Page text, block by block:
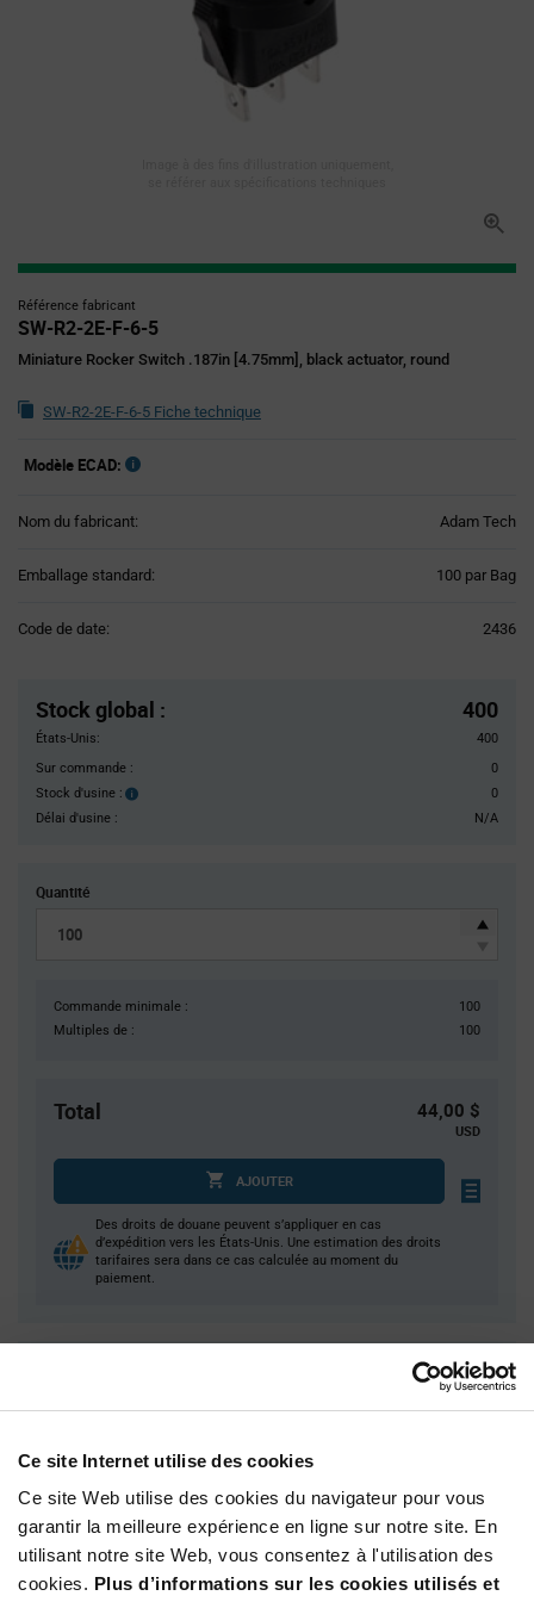
Ce site Internet utilise des cookies
Ce site Web utilise des cookies du navigateur pour vous
garantir la meilleure expérience en ligne sur notre site. En
utilisant notre site Web, vous consentez à l'utilisation des
cookies. Plus d’informations sur les cookies utilisés et
Référence fabricant
SW-R2-2E-F-6-5
Miniature Rocker Switch .187in [4.75mm], black actuator, round
SW-R2-2E-F-6-5 Fiche technique
Modèle ECAD:
Nom du fabricant: Adam Tech
Emballage standard: 100 par Bag
Code de date: 2436
Stock global : 400
États-Unis:
400
Sur commande :
0
Stock d'usine :
Stock
0
Délai d'usine :
N/A
Quantité
Commande minimale :
100
Multiples de :
100
Total 44,00 $
USD
AJOUTER
Des droits de douane peuvent s’appliquer en cas
d’expédition vers les États-Unis. Une estimation des droits
tarifaires sera dans ce cas calculée au moment du
paiement.
100
$0.44
1 500+
$0.41
Product